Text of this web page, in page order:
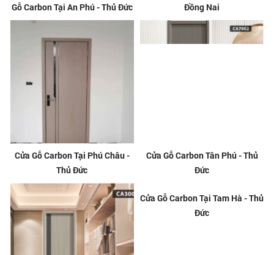
Gỗ Carbon Tại An Phú - Thủ Đức
Đồng Nai
Cửa Gỗ Carbon Tại Phú Châu -
Thủ Đức
Cửa Gỗ Carbon Tân Phú - Thủ
Đức